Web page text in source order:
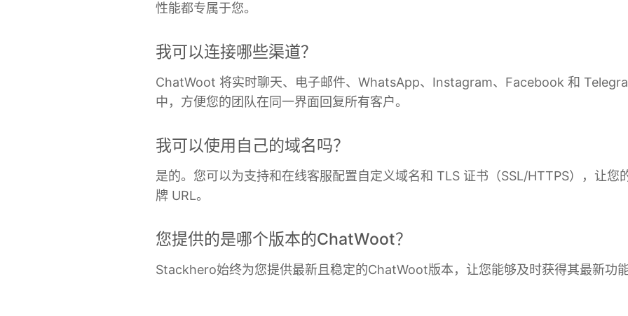
性能都专属于您。
我可以连接哪些渠道？
ChatWoot 将实时聊天、电子邮件、WhatsApp、Instagram、Facebook 和
中，方便您的团队在同一界面回复所有客户。
我可以使用自己的域名吗？
是的。您可以为支持和在线客服配置自定义域名和 TLS 证书（SSL/HTTPS），让您
牌 URL。
您提供的是哪个版本的ChatWoot？
Stackhero始终为您提供最新且稳定的ChatWoot版本，让您能够及时获得其最新功能